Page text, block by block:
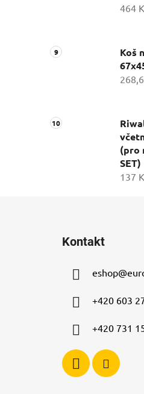
464
Koš
(pro
SET)
137
Kontakt
eshop@
+420 603
+420 731